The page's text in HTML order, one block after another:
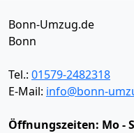
Bonn-Umzug.de
Bonn
Tel.: 01579-2482318
E-Mail: info@bonn-
Öffnungszeiten: Mo -